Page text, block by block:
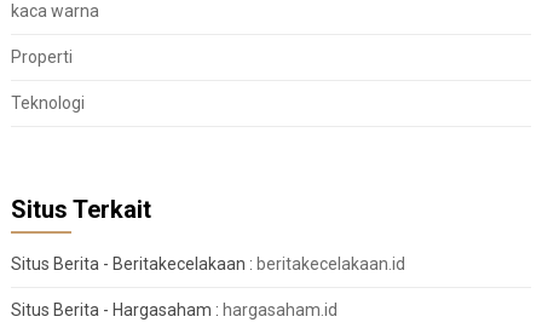
kaca warna
Properti
Teknologi
Situs Terkait
Situs Berita - Beritakecelakaan : beritakecelakaan.id
Situs Berita - Hargasaham : hargasaham.id